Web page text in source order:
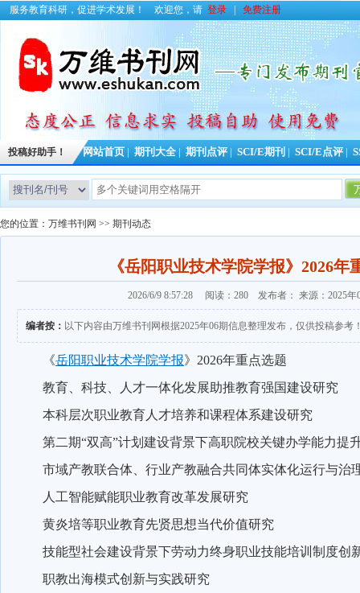
服务教育科研，促进学术发展！ 欢迎您，请 登录 免费注册
投稿好助手！ 网站首页 期刊大全 期刊点评 SCI/E期刊 SCI/E点评
您的位置： 万维书刊网 >> 期刊动态
《岳阳职业技术学院学报》2026年
2026/6/9 8:57:28 阅读：280 发布者： 来源：2025年
编者按： 以下内容由万维书刊网根据2025年06期信息整理发布，仅供投稿参考
《岳阳职业技术学院学报》 2026年重点选题
教育、科技、人才一体化发展助推教育强国建设研究
本科层次职业教育人才培养和课程体系建设研究
第二期“双高”计划建设背景下高职院校关键办学能力提
市域产教联合体、行业产教融合共同体实体化运行与治
人工智能赋能职业教育改革发展研究
黄炎培等职业教育先贤思想当代价值研究
技能型社会建设背景下劳动力终身职业技能培训制度创
职教出海模式创新与实践研究